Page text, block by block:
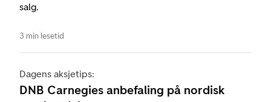
salg.
3 min lesetid
Dagens aksjetips:
DNB Carnegies anbefaling på nordisk